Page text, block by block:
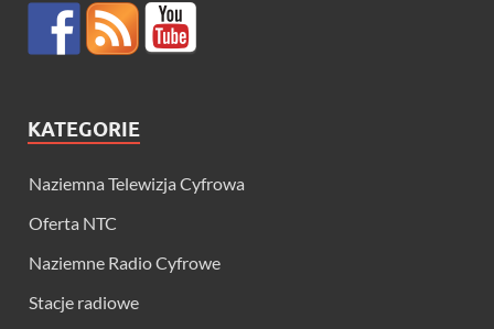
KATEGORIE
Naziemna Telewizja Cyfrowa
Oferta NTC
Naziemne Radio Cyfrowe
Stacje radiowe